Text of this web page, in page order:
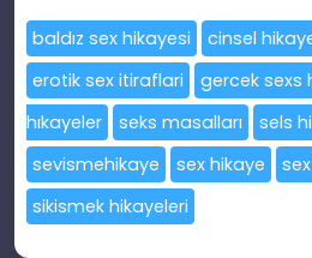
baldız sex hikayesi cinsel
erotik sex itiraflari
gercek sexs
hıkayeler
seks masalları
sels
sevismehikaye
sex hikaye
sikismek hikayeleri